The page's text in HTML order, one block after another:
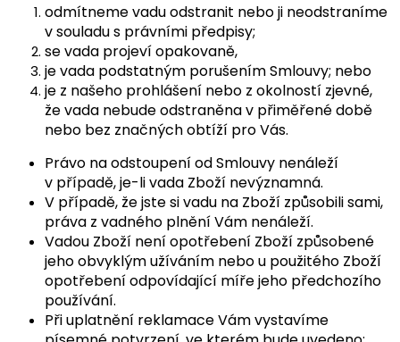
odmítneme vadu odstranit nebo ji neodstraníme
v souladu s právními předpisy;
se vada projeví opakovaně,
je vada podstatným porušením Smlouvy; nebo
je z našeho prohlášení nebo z okolností zjevné,
že vada nebude odstraněna v přiměřené době
nebo bez značných obtíží pro Vás.
Právo na odstoupení od Smlouvy nenáleží
v případě, je-li vada Zboží nevýznamná.
V případě, že jste si vadu na Zboží způsobili sami,
práva z vadného plnění Vám nenáleží.
Vadou Zboží není opotřebení Zboží způsobené
jeho obvyklým užíváním nebo u použitého Zboží
opotřebení odpovídající míře jeho předchozího
používání.
Při uplatnění reklamace Vám vystavíme